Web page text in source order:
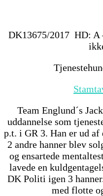
DK13675/2017 HD:
Team Englund´s
uddannelse som
p.t. i GR 3. Han er ud af
2 andre hanner blev
og ensartede
lavede en
DK Politi igen 3
med flotte